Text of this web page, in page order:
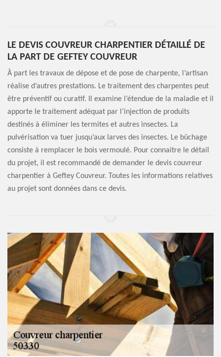
LE DEVIS COUVREUR CHARPENTIER DÉTAILLÉ DE
LA PART DE GEFTEY COUVREUR
À part les travaux de dépose et de pose de charpente, l’artisan
réalise d’autres prestations. Le traitement des charpentes peut
être préventif ou curatif. Il examine l’étendue de la maladie et il
apporte le traitement adéquat par l’injection de produits
destinés à éliminer les termites et autres insectes. La
pulvérisation va tuer jusqu’aux larves des insectes. Le bûchage
consiste à remplacer le bois vermoulé. Pour connaitre le détail
du projet, il est recommandé de demander le devis couvreur
charpentier à Geftey Couvreur. Toutes les informations relatives
au projet sont données dans ce devis.